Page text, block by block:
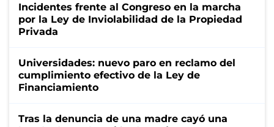
Incidentes frente al Congreso en la marcha
por la Ley de Inviolabilidad de la Propiedad
Privada
Universidades: nuevo paro en reclamo del
cumplimiento efectivo de la Ley de
Financiamiento
Tras la denuncia de una madre cayó una